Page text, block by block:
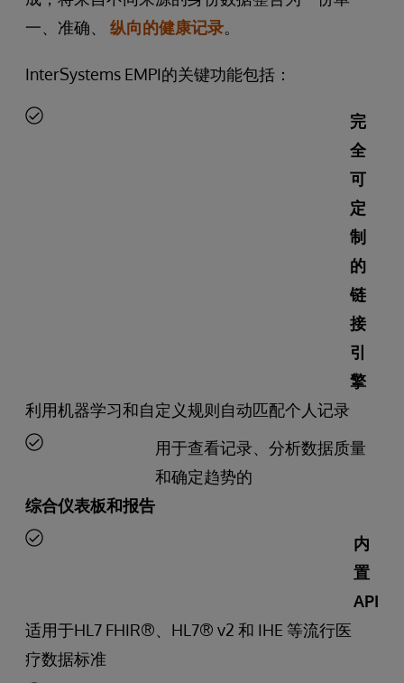
一、准确、 纵向的健康记录。
InterSystems EMPI的关键功能包括：
完
全
可
定
制
的
链
接
引
擎
利用机器学习和自定义规则自动匹配个人记录
用于查看记录、分析数据质量
和确定趋势的
综合仪表板和报告
内
置
API
适用于HL7 FHIR®、HL7® v2 和 IHE 等流行医
疗数据标准